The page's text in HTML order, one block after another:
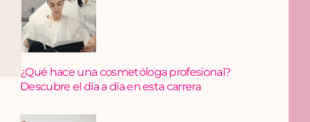
¿Qué hace una cosmetóloga profesional?
Descubre el día a día en esta carrera